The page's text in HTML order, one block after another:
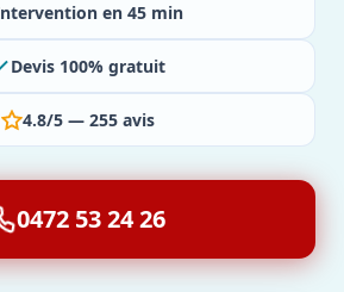
en 45 min
Devis 100% gratuit
4.8/5 — 255 avis
0472 53 24 26